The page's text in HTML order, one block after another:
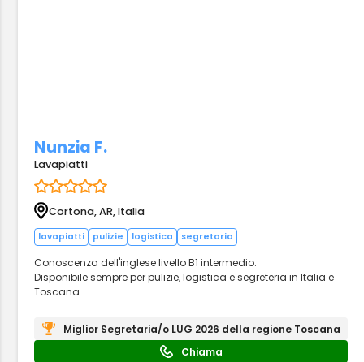
Nunzia F.
Lavapiatti
Cortona, AR, Italia
lavapiatti pulizie logistica segretaria
Conoscenza dell'inglese livello B1 intermedio.
Disponibile sempre per pulizie, logistica e segreteria in Italia e
Toscana.
Miglior Segretaria/o LUG 2026 della regione Toscana
Chiama